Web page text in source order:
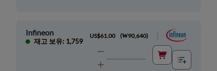
Infineon
재고 보유: 1,759
US$61.00 (₩90,640)